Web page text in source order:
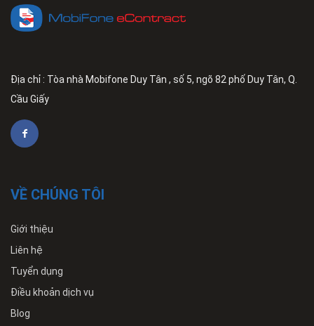
Địa chỉ : Tòa nhà Mobifone Duy Tân , số 5, ngõ 82 phố Duy Tân, Q.
Cầu Giấy
VỀ CHÚNG TÔI
Giới thiệu
Liên hệ
Tuyển dụng
Điều khoản dịch vụ
Blog